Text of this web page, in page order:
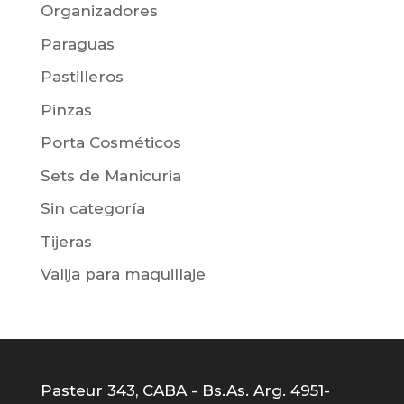
Organizadores
Paraguas
Pastilleros
Pinzas
Porta Cosméticos
Sets de Manicuria
Sin categoría
Tijeras
Valija para maquillaje
Pasteur 343, CABA - Bs.As. Arg. 4951-